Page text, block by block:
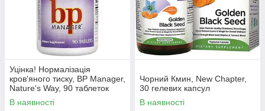
Уцінка! Нормалізація
кров'яного тиску, BP Manager,
Nature's Way, 90 таблеток
В наявності
Чорний Кмин, New Chapter,
30 гелевих капсул
В наявності